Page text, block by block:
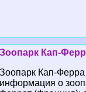
Зоопарк Кап-
Зоопарк Кап-Ферра
информация о